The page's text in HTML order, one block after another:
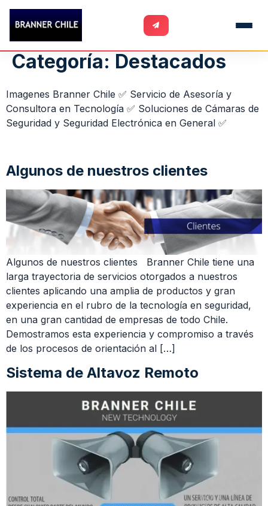
Categoría: Destacados
Imagenes Branner Chile ✅ Servicio de Asesoría y
Consultora en Tecnología ✅ Soluciones de Cámaras de
Seguridad y Seguridad Electrónica en General ✅
Algunos de nuestros clientes
Algunos de nuestros clientes Branner Chile tiene una
larga trayectoria de servicios otorgados a nuestros
clientes aplicando una amplia de productos y gran
experiencia en el rubro de la tecnología en seguridad,
en una gran cantidad de empresas de todo Chile.
Demostramos esta experiencia y compromiso a través
de los procesos de orientación al […]
Sistema de Altavoz Remoto